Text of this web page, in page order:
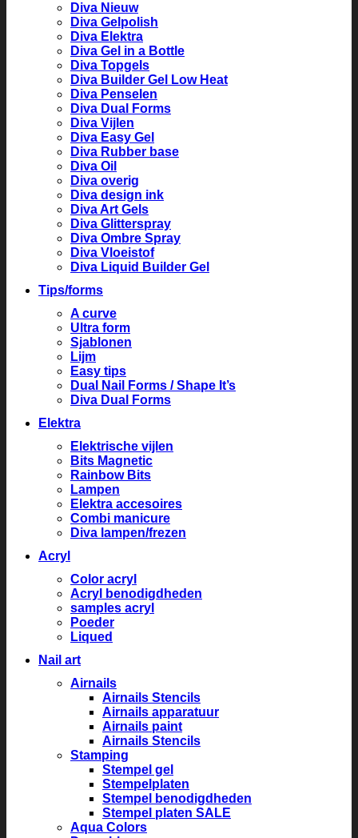
Diva Nieuw
Diva Gelpolish
Diva Elektra
Diva Gel in a Bottle
Diva Topgels
Diva Builder Gel Low Heat
Diva Penselen
Diva Dual Forms
Diva Vijlen
Diva Easy Gel
Diva Rubber base
Diva Oil
Diva overig
Diva design ink
Diva Art Gels
Diva Glitterspray
Diva Ombre Spray
Diva Vloeistof
Diva Liquid Builder Gel
Tips/forms
A curve
Ultra form
Sjablonen
Lijm
Easy tips
Dual Nail Forms / Shape It’s
Diva Dual Forms
Elektra
Elektrische vijlen
Bits Magnetic
Rainbow Bits
Lampen
Elektra accesoires
Combi manicure
Diva lampen/frezen
Acryl
Color acryl
Acryl benodigdheden
samples acryl
Poeder
Liqued
Nail art
Airnails
Airnails Stencils
Airnails apparatuur
Airnails paint
Airnails Stencils
Stamping
Stempel gel
Stempelplaten
Stempel benodigdheden
Stempel platen SALE
Aqua Colors